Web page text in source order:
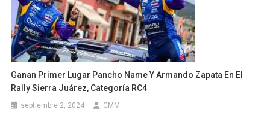
Ganan Primer Lugar Pancho Name Y Armando Zapata En El
Rally Sierra Juárez, Categoría RC4
septiembre 2, 2024 CMM